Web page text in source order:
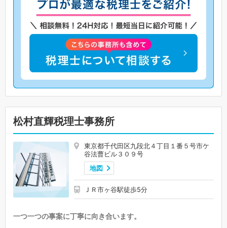
松村直輝税理士事務所
東京都千代田区九段北４丁目１番５号市ケ
谷法曹ビル３０９号
地図
ＪＲ市ヶ谷駅徒歩5分
一つ一つの事案に丁寧に向き合います。